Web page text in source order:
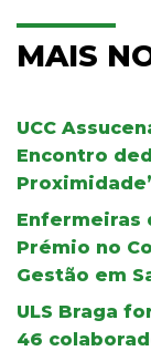
MAIS
UCC
Encontro
Enfermeiras
Prémio no
Gestão em
ULS Braga
46